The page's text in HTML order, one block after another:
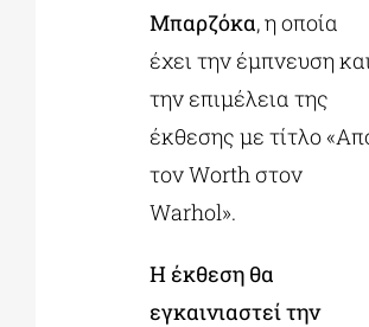
Μπαρζόκα, η οποία
έχει την έμπνευση και
την επιμέλεια της
έκθεσης με τίτλο
τον Worth στον
Warhol».
Η έκθεση θα
εγκαινιαστεί την